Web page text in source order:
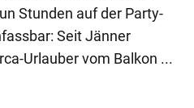
Stunden auf der Party-
Seit Jänner
Urlauber vom Balkon ...